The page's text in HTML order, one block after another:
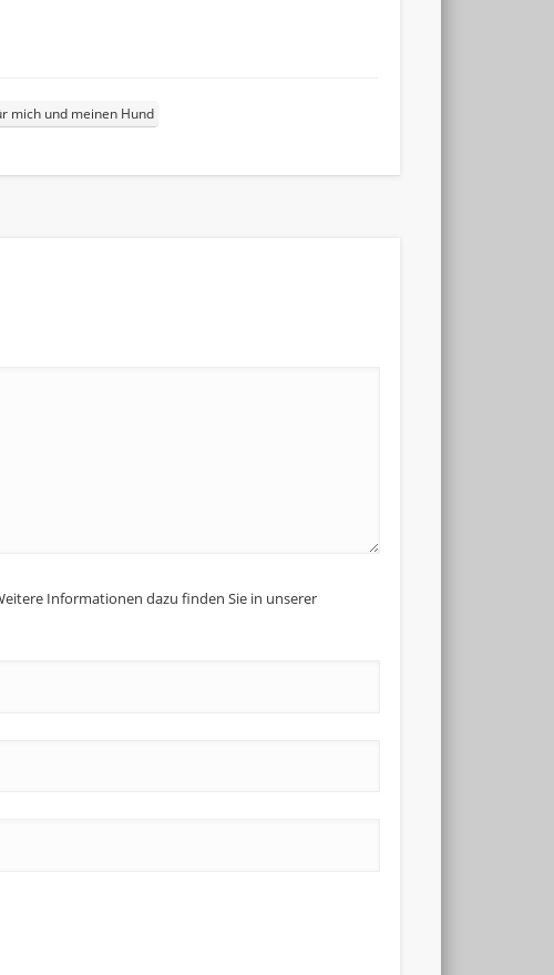
mich und meinen Hund
Informationen dazu finden Sie in unserer